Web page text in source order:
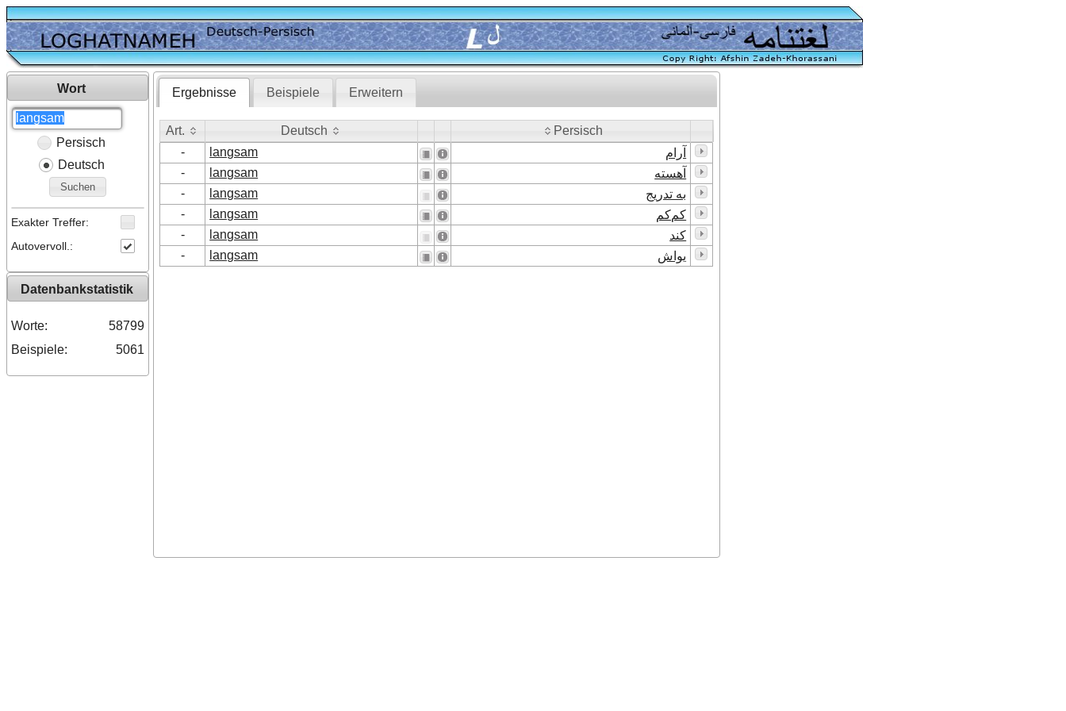
Wort
Persisch
Deutsch
Suchen
Exakter Treffer:
Autovervoll.:
Datenbankstatistik
Worte:
58799
Beispiele:
5061
Ergebnisse Beispiele Erweitern
Art. Deutsch
Persisch
- langsam
آرام
-
langsam
آهسته
-
langsam
به تدریج
-
langsam
کم‌کم
-
langsam
کند
-
langsam یواش